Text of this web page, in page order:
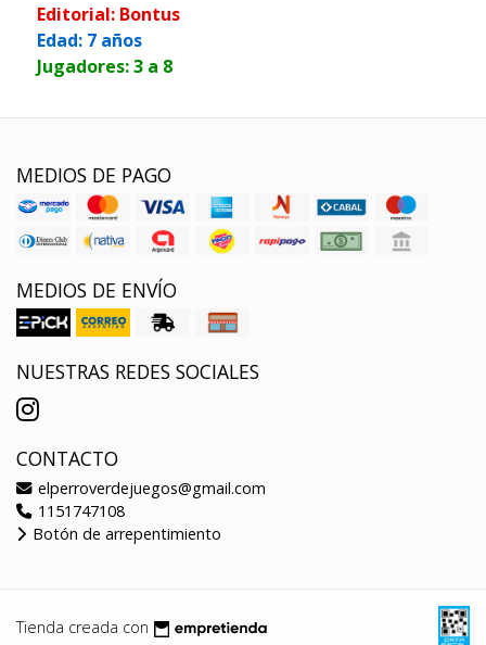
Editorial: Bontus
Edad: 7 años
Jugadores: 3 a 8
MEDIOS DE PAGO
MEDIOS DE ENVÍO
NUESTRAS REDES SOCIALES
CONTACTO
elperroverdejuegos@gmail.com
1151747108
Botón de arrepentimiento
Tienda creada con